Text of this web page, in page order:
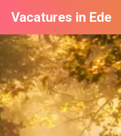
Vacatures in Ede
Vacatures bij bedrijven in Ede